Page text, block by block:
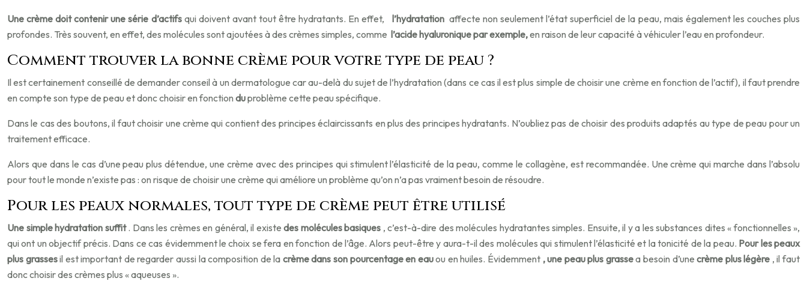
Une crème doit contenir une série d’actifsqui doivent avant tout être hydratants. En effet, l’hydratationaffecte non seulement l’état superficiel de la peau, mais également les couches plus
profondes. Très souvent, en effet, des molécules sont ajoutées à des crèmes simples, comme l’acide hyaluronique par exemple,en raison de leur capacité à véhiculer l’eau en profondeur.
Comment trouver la bonne crème pour votre type de peau ?
Il est certainement conseillé de demander conseil à un dermatologue car au-delà du sujet de l’hydratation (dans ce cas il est plus simple de choisir une crème en fonction de l’actif), il faut prendre
en compte son type de peau et donc choisir en fonction duproblème cette peau spécifique.
Dans le cas des boutons, il faut choisir une crème qui contient des principes éclaircissants en plus des principes hydratants. N’oubliez pas de choisir des produits adaptés au type de peau pour un
traitement efficace.
Alors que dans le cas d’une peau plus détendue, une crème avec des principes qui stimulent l’élasticité de la peau, comme le collagène, est recommandée. Une crème qui marche dans l’absolu
pour tout le monde n’existe pas : on risque de choisir une crème qui améliore un problème qu’on n’a pas vraiment besoin de résoudre.
Pour les peaux normales, tout type de crème peut être utilisé
Une simple hydratation suffit. Dans les crèmes en général, il existe des molécules basiques , c’est-à-dire des molécules hydratantes simples. Ensuite, il y a les substances dites « fonctionnelles »,
qui ont un objectif précis. Dans ce cas évidemment le choix se fera en fonction de l’âge. Alors peut-être y aura-t-il des molécules qui stimulent l’élasticité et la tonicité de la peau. Pour les peaux
plus grassesil est important de regarder aussi la composition de la crème dans son pourcentage en eauou en huiles. Évidemment , une peau plus grassea besoin d’unecrème plus légère , il faut
donc choisir des crèmes plus « aqueuses ».